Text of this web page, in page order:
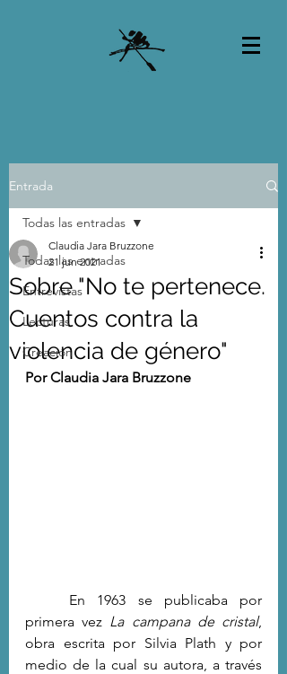
Entrada
Todas las entradas
Entrevistas
Lecturas
Creación
Todas las entradas
Sobre "No te pertenece.
Cuentos contra la
violencia de género"
Claudia Jara Bruzzone
21 jun 2021
Por Claudia Jara Bruzzone
primera vez La campana de cristal,
obra escrita por Silvia Plath y por
medio de la cual su autora, a través